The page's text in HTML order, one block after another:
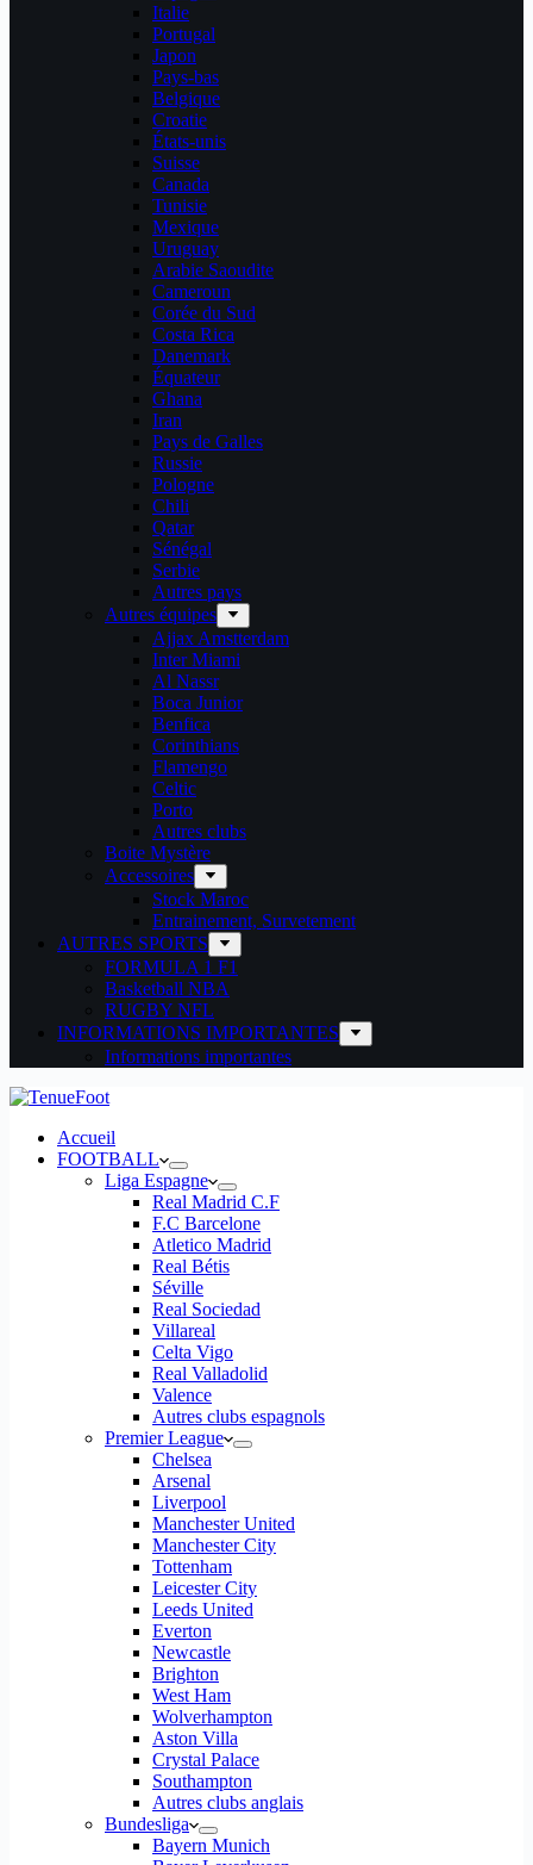
Italie
Portugal
Japon
Pays-bas
Belgique
Croatie
États-unis
Suisse
Canada
Tunisie
Mexique
Uruguay
Arabie Saoudite
Cameroun
Corée du Sud
Costa Rica
Danemark
Équateur
Ghana
Iran
Pays de Galles
Russie
Pologne
Chili
Qatar
Sénégal
Serbie
Autres pays
Autres équipes
Ajjax Amstterdam
Inter Miami
Al Nassr
Boca Junior
Benfica
Corinthians
Flamengo
Celtic
Porto
Autres clubs
Boite Mystère
Accessoires
Stock Maroc
Entrainement, Survetement
AUTRES SPORTS
FORMULA 1 F1
Basketball NBA
RUGBY NFL
INFORMATIONS IMPORTANTES
Informations importantes
Accueil
FOOTBALL
Liga Espagne
Real Madrid C.F
F.C Barcelone
Atletico Madrid
Real Bétis
Séville
Real Sociedad
Villareal
Celta Vigo
Real Valladolid
Valence
Autres clubs espagnols
Premier League
Chelsea
Arsenal
Liverpool
Manchester United
Manchester City
Tottenham
Leicester City
Leeds United
Everton
Newcastle
Brighton
West Ham
Wolverhampton
Aston Villa
Crystal Palace
Southampton
Autres clubs anglais
Bundesliga
Bayern Munich